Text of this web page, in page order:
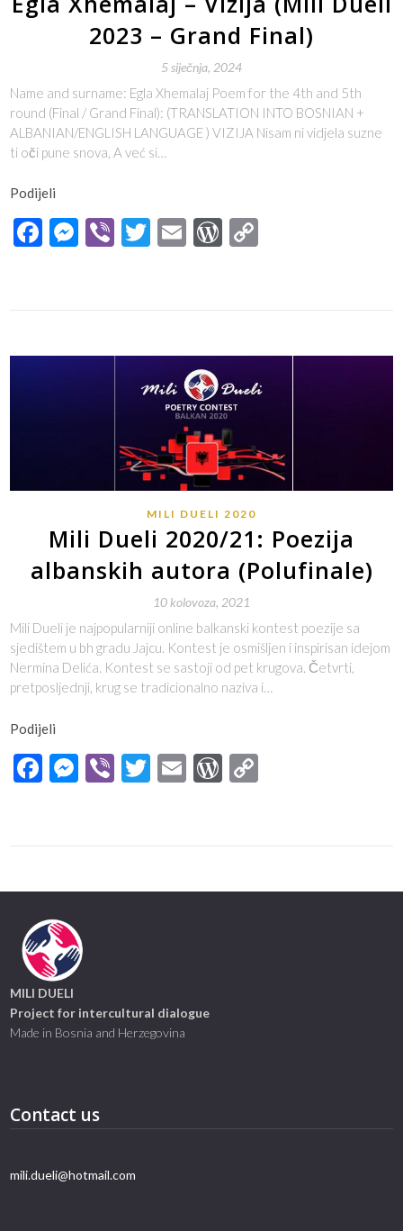
2023 – Grand Final)
5 siječnja, 2024
Name and surname: Egla Xhemalaj Poem for the 4th and 5th
round (Final / Grand Final): (TRANSLATION INTO BOSNIAN +
ALBANIAN/ENGLISH LANGUAGE ) VIZIJA Nisam ni vidjela suzne
ti oči pune snova, A već si…
Podijeli
Facebook
Messenger
ViberTwitter
EmailWordPress
MILI DUELI 2020
Mili Dueli 2020/21: Poezija
albanskih autora (Polufinale)
10 kolovoza, 2021
Mili Dueli je najpopularniji online balkanski kontest poezije sa
sjedištem u bh gradu Jajcu. Kontest je osmišljen i inspirisan idejom
Nermina Delića. Kontest se sastoji od pet krugova. Četvrti,
pretposljednji, krug se tradicionalno naziva i…
Podijeli
Facebook
Messenger
ViberTwitter
EmailWordPress
MILI DUELI
Project for intercultural dialogue
Made in Bosnia and Herzegovina
Contact us
mili.dueli@hotmail.com